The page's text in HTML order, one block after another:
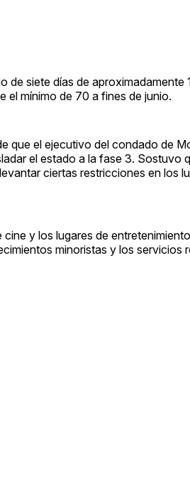
de siete días de
el mínimo de 70 a fines de junio.
que el ejecutivo del condado de
el estado a la fase 3. Sostuvo
ciertas restricciones en los
y los lugares de
minoristas y los servicios